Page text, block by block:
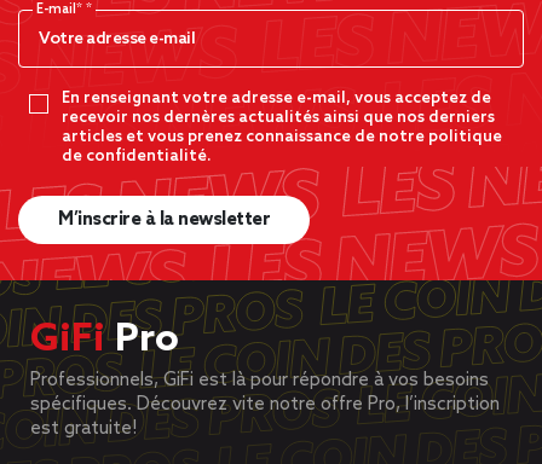
E-mail*
En renseignant votre adresse e-mail, vous acceptez de
recevoir nos dernères actualités ainsi que nos derniers
articles et vous prenez connaissance de notre politique
de confidentialité.
M’inscrire à la newsletter
GiFiPro
Professionnels, GiFi est là pour répondre à vos besoins
spécifiques. Découvrez vite notre offre Pro, l’inscription
est gratuite!